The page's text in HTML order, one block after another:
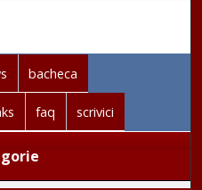
bacheca
faq scrivici